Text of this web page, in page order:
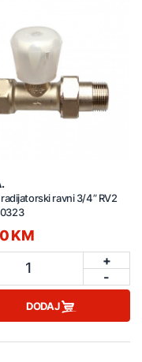
ravni 3/4” RV2
KM
1
+
-
DODAJ